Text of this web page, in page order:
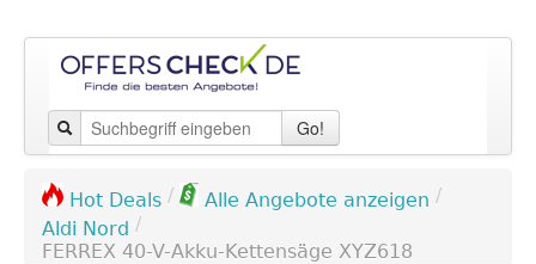
Go!
Hot Deals / Alle Angebote anzeigen /
Aldi Nord /
FERREX 40-V-Akku-Kettensäge XYZ618